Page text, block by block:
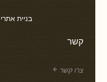
בניית
קשר
צרו קשר